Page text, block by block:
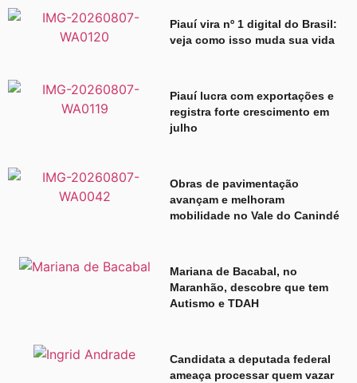
Piauí vira nº 1 digital do Brasil:
veja como isso muda sua vida
Piauí lucra com exportações e
registra forte crescimento em
julho
Obras de pavimentação
avançam e melhoram
mobilidade no Vale do Canindé
Mariana de Bacabal, no
Maranhão, descobre que tem
Autismo e TDAH
Candidata a deputada federal
ameaça processar quem vazar